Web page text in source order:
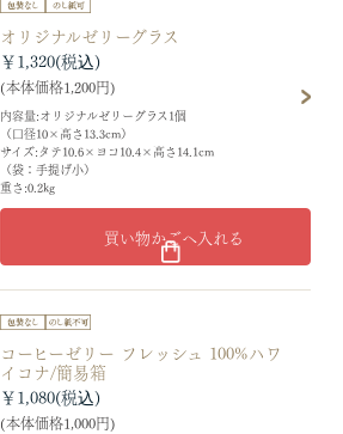
オリジナルゼリーグラス
内容量:オリジナルゼリーグラス1個
（口径10×高さ13.3cm）
サイズ:タテ10.6×ヨコ10.4×高さ14.1cm
（袋：手提げ小）
重さ:0.2kg
￥1,320
(本体価格1,200円)
買い物かごへ入れる
コーヒーゼリー フレッシュ 100%ハワ
イコナ/簡易箱
￥1,080
(本体価格1,000円)